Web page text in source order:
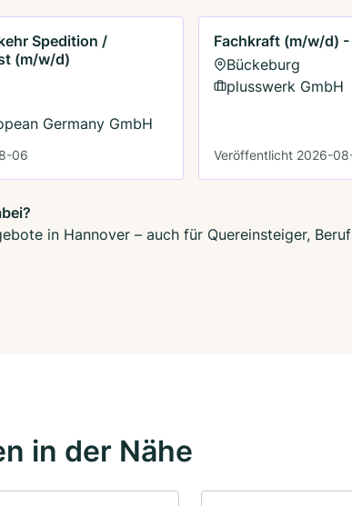
Spedition /
(m/w/d)
Germany GmbH
06
Fachkraft (m/w/d)
Bückeburg
plusswerk GmbH
Veröffentlicht 2026-
in Hannover – auch für Quereinsteiger,
in der Nähe